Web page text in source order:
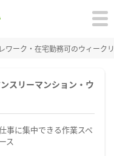
ワーク・在宅勤務可のウィーク
スリーマンション・ウ
事に集中できる作業スペ
ース